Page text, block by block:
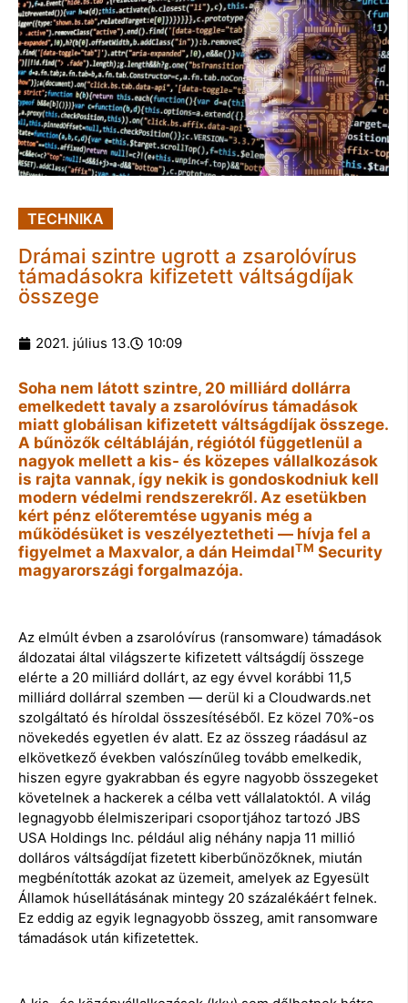
TECHNIKA
Drámai szintre ugrott a zsarolóvírus
támadásokra kifizetett váltságdíjak
összege
2021. július 13. 10:09
Soha nem látott szintre, 20 milliárd dollárra
emelkedett tavaly a zsarolóvírus támadások
miatt globálisan kifizetett váltságdíjak összege.
A bűnözők céltábláján, régiótól függetlenül a
nagyok mellett a kis- és közepes vállalkozások
is rajta vannak, így nekik is gondoskodniuk kell
modern védelmi rendszerekről. Az esetükben
kért pénz előteremtése ugyanis még a
működésüket is veszélyeztetheti — hívja fel a
figyelmet a Maxvalor, a dán HeimdalTM Security
magyarországi forgalmazója.
Az elmúlt évben a zsarolóvírus (ransomware) támadások
áldozatai által világszerte kifizetett váltságdíj összege
elérte a 20 milliárd dollárt, az egy évvel korábbi 11,5
milliárd dollárral szemben — derül ki a Cloudwards.net
szolgáltató és híroldal összesítéséből. Ez közel 70%-os
növekedés egyetlen év alatt. Ez az összeg ráadásul az
elkövetkező években valószínűleg tovább emelkedik,
hiszen egyre gyakrabban és egyre nagyobb összegeket
követelnek a hackerek a célba vett vállalatoktól. A világ
legnagyobb élelmiszeripari csoportjához tartozó JBS
USA Holdings Inc. például alig néhány napja 11 millió
dolláros váltságdíjat fizetett kiberbűnözőknek, miután
megbénították azokat az üzemeit, amelyek az Egyesült
Államok húsellátásának mintegy 20 százalékáért felnek.
Ez eddig az egyik legnagyobb összeg, amit ransomware
támadások után kifizetettek.